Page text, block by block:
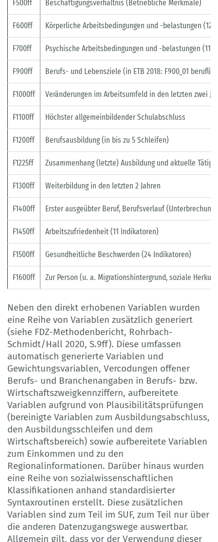
F500ff Beschäftigungsverhältnis (Betriebliche Merkmale)
F600ff Körperliche Arbeitsbedingungen und -belastungen (12
F700ff Psychische Arbeitsbedingungen und -belastungen (11
F900ff Berufs- und Lebensziele (in ETB 2018: F900_01
F1000ff Veränderungen im Arbeitsumfeld in den letzten zwei
F1100ff Höchster allgemeinbildender Schulabschluss
F1200ff Berufsausbildung (in bis zu 5 Schleifen)
F1225ff Zusammenhang (letzte) Ausbildung und aktuelle
F1300ff Weiterbildung in den letzten 2 Jahren
F1400ff Erster ausgeübter Beruf, Berufsverlauf
F1450ff Arbeitszufriedenheit (11 Indikatoren)
F1500ff Gesundheitliche Beschwerden (24 Indikatoren)
F1600ff Zur Person (u. a. Migrationshintergrund, soziale
Neben den direkt erhobenen Variablen wurden
eine Reihe von Variablen zusätzlich generiert
(siehe FDZ-Methodenbericht, Rohrbach-
Schmidt/Hall 2020, S.9ff). Diese umfassen
automatisch generierte Variablen und
Gewichtungsvariablen, Vercodungen offener
Berufs- und Branchenangaben in Berufs- bzw.
Wirtschaftszweigkennziffern, aufbereitete
Variablen aufgrund von Plausibilitätsprüfungen
(bereinigte Variablen zum Ausbildungsabschluss,
den Ausbildungsschleifen und dem
Wirtschaftsbereich) sowie aufbereitete Variablen
zum Einkommen und zu den
Regionalinformationen. Darüber hinaus wurden
eine Reihe von sozialwissenschaftlichen
Klassifikationen anhand standardisierter
Syntaxroutinen erstellt. Diese zusätzlichen
Variablen sind zum Teil im SUF, zum Teil nur über
die anderen Datenzugangswege auswertbar.
Allgemein gilt, dass vor der Verwendung dieser